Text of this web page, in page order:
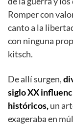
Romper con
canto a la
con ninguna
kitsch.
De allí surgen,
siglo XX
históricos,un
exageraba en